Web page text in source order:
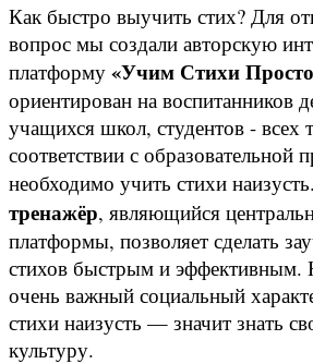
Как быстро выучить стих? Для
вопрос мы создали авторскую
платформу «Учим Стихи
ориентирован на воспитанников
учащихся школ, студентов - всех
соответствии с образовательной
необходимо учить стихи наизусть.
тренажёр, являющийся
платформы, позволяет сделать
стихов быстрым и эффективным.
очень важный социальный
стихи наизусть — значит знать
культуру.